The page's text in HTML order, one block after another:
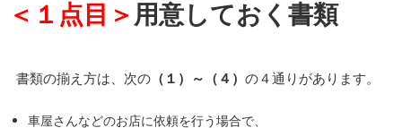
＜１点目＞ 用意しておく書類
書類の揃え方は、次の（１）～（４） の４通りがあります。
車屋さんなどのお店に依頼を行う場合で、